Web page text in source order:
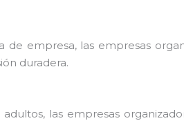
empresa, las empresas
duradera.
las empresas